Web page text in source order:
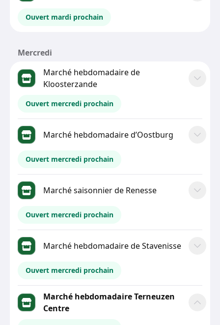
Ouvert mardi prochain
Mercredi
Marché hebdomadaire de
Kloosterzande
Ouvert mercredi prochain
Marché hebdomadaire d’Oostburg
Ouvert mercredi prochain
Marché saisonnier de Renesse
Ouvert mercredi prochain
Marché hebdomadaire de Stavenisse
Ouvert mercredi prochain
Marché hebdomadaire Terneuzen
Centre